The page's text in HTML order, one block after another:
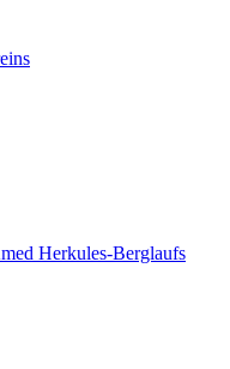
Herkules-Berglaufs